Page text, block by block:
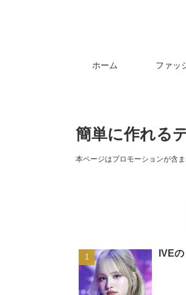
ホーム ファッ
簡単に作れる
本ページはプロモーションが含
IVE